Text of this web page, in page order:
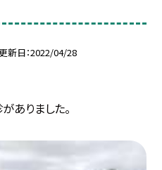
新日 2022/04/28
ありました。